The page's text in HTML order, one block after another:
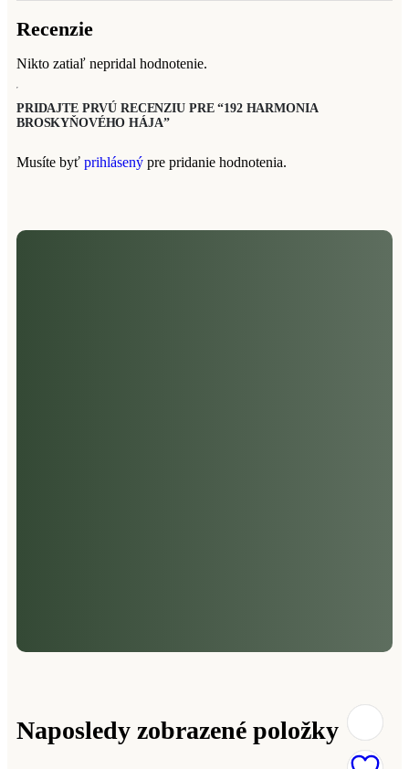
Recenzie
Nikto zatiaľ nepridal hodnotenie.
PRIDAJTE PRVÚ RECENZIU PRE “192 HARMONIA
BROSKYŇOVÉHO HÁJA”
Musíte byť prihlásený pre pridanie hodnotenia.
Naposledy zobrazené položky